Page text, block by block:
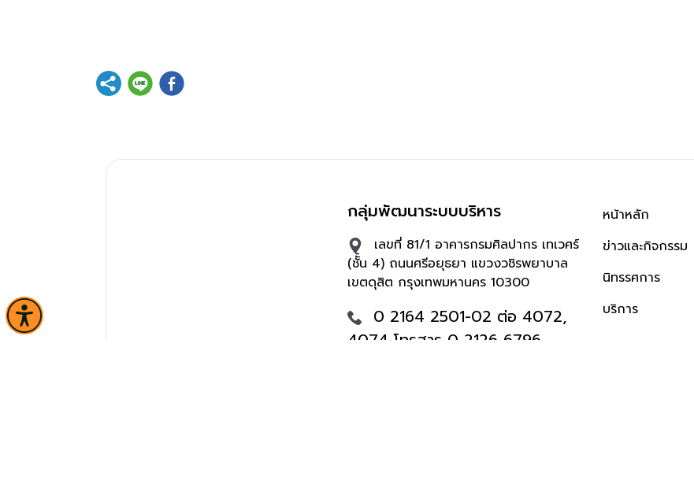
กลุ่มพัฒนาระบบบริหาร
เลขที่ 81/1 อาคารกรมศิลปากร เทเวศร์
(ชัั้น 4) ถนนศรีอยุธยา แขวงวชิรพยาบาล
เขตดุสิต กรุงเทพมหานคร 10300
0 2164 2501-02 ต่อ 4072,
4074 โทรสาร 0 2126 6796
หน้าหลัก
ข่าวและกิจกรรม
นิทรรศการ
บริการ